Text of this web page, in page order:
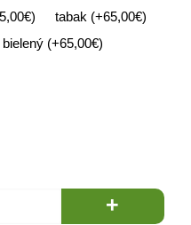
tabak (+65,00€)
(+65,00€)
+